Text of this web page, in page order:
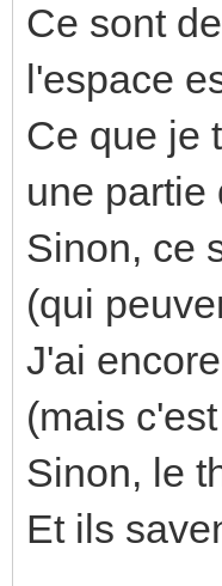
Ce sont
l'espace
Ce que je
une partie
Sinon, ce
(qui
J'ai
(mais
Sinon, le
Et ils